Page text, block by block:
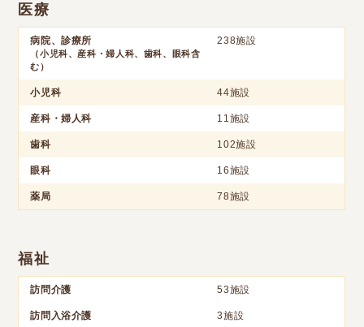
医療
病院、診療所
（小児科、産科・婦人科、歯科、眼科含
む）
238施設
小児科 44施設
産科・婦人科 11施設
歯科 102施設
眼科 16施設
薬局 78施設
福祉
訪問介護 53施設
訪問入浴介護 3施設